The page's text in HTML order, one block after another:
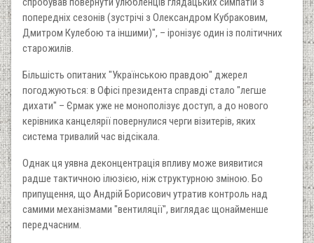
попередніх сезонів (зустрічі з Олександром Кубраковим,
Дмитром Кулебою та іншими)", – іронізує один із політичних
старожилів.
Більшість опитаних "Українською правдою" джерел
погоджуються: в Офісі президента справді стало "легше
дихати" – Єрмак уже не монополізує доступ, а до нового
керівника канцелярії повернулися черги візитерів, яких
система тривалий час відсікала.
Однак ця уявна деконцентрація впливу може виявитися
радше тактичною ілюзією, ніж структурною зміною. Бо
припущення, що Андрій Борисович утратив контроль над
самими механізмами "вентиляції", виглядає щонайменше
передчасним.